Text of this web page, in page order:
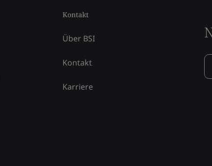
Kontakt
Über BSI
Kontakt
Karriere